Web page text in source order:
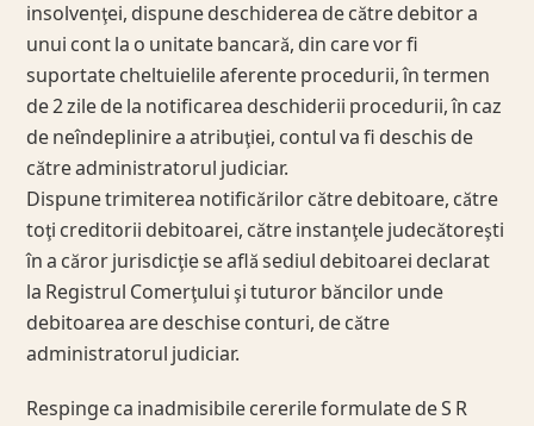
insolvenţei, dispune deschiderea de către debitor a
unui cont la o unitate bancară, din care vor fi
suportate cheltuielile aferente procedurii, în termen
de 2 zile de la notificarea deschiderii procedurii, în caz
de neîndeplinire a atribuţiei, contul va fi deschis de
către administratorul judiciar.
Dispune trimiterea notificărilor către debitoare, către
toţi creditorii debitoarei, către instanţele judecătoreşti
în a căror jurisdicţie se află sediul debitoarei declarat
la Registrul Comerţului şi tuturor băncilor unde
debitoarea are deschise conturi, de către
administratorul judiciar.
Respinge ca inadmisibile cererile formulate de S R